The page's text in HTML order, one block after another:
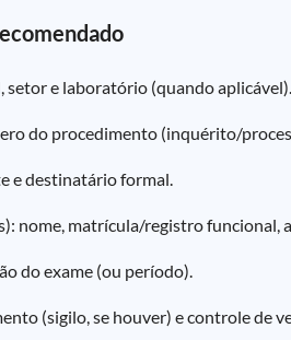
setor e laboratório (quando aplicável).
do procedimento (inquérito/
e destinatário formal.
nome, matrícula/registro funcional,
do exame (ou período).
(sigilo, se houver) e controle de